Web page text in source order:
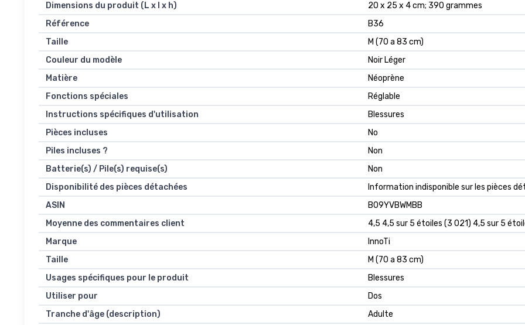
Dimensions du produit (L x l x h)
‎20 x 25 x 4 cm; 390 grammes
Référence
‎B36
Taille
‎M (70 a 83 cm)
Couleur du modèle
‎Noir Léger
Matière
‎Néoprène
Fonctions spéciales
‎Réglable
Instructions spécifiques d'utilisation
‎Blessures
Pièces incluses
‎No
Piles incluses ?
‎Non
Batterie(s) / Pile(s) requise(s)
‎Non
Disponibilité des pièces détachées
‎Information indisponible sur les pièces
ASIN
B09YVBWMBB
Moyenne des commentaires client
4,5 4,5 sur 5 étoiles (3 021) 4,5 sur 5
Marque
InnoTi
Taille
M (70 a 83 cm)
Usages spécifiques pour le produit
Blessures
Utiliser pour
Dos
Tranche d'âge (description)
Adulte